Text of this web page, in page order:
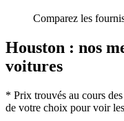
Comparez les
Houston : nos
voitures
* Prix trouvés au cours
de votre choix pour voir